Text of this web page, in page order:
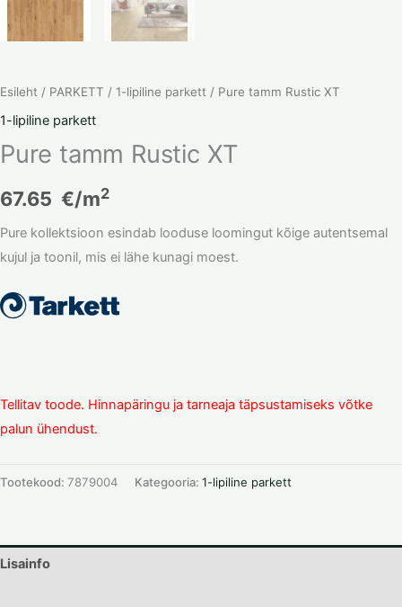
Esileht / PARKETT / 1-lipiline parkett / Pure tamm Rustic XT
1-lipiline parkett
Pure tamm Rustic XT
67.65 €/m2
Pure kollektsioon esindab looduse loomingut kõige autentsemal
kujul ja toonil, mis ei lähe kunagi moest.
Tellitav toode. Hinnapäringu ja tarneaja täpsustamiseks võtke
palun ühendust.
Tootekood: 7879004 Kategooria: 1-lipiline parkett
Lisainfo